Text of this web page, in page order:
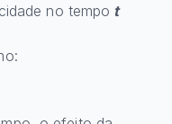
no tempo t